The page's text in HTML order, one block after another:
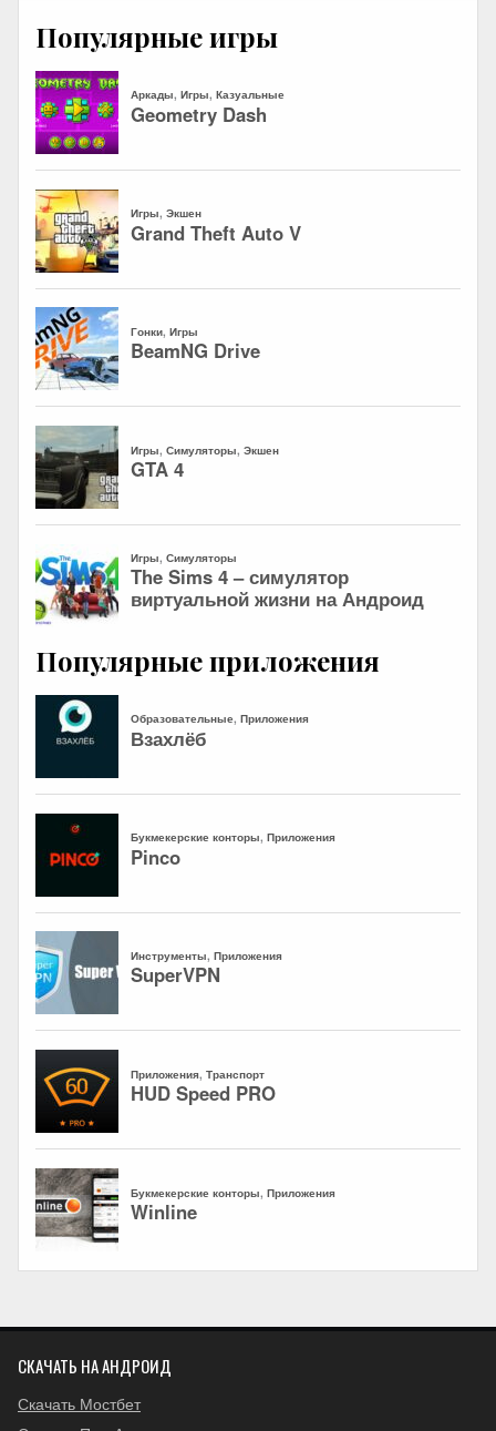
Популярные игры
Популярные приложения
СКАЧАТЬ НА АНДРОИД
Скачать Мостбет